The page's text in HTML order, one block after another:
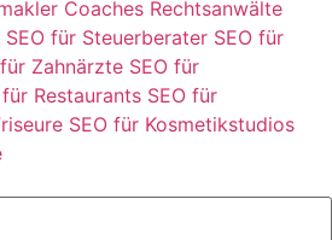
Coaches Rechtsanwälte
SEO für Steuerberater SEO für
Zahnärzte SEO für
für Restaurants SEO für
SEO für Kosmetikstudios